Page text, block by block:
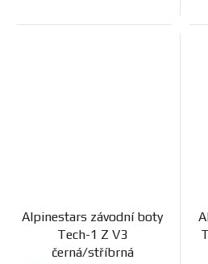
Alpinestars závodní boty
Tech-1 Z V3
černá/stříbrná